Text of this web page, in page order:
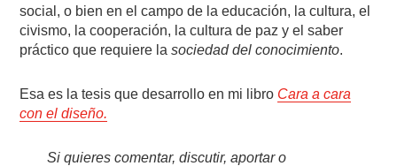
social, o bien en el campo de la educación, la cultura, el
civismo, la cooperación, la cultura de paz y el saber
práctico que requiere lasociedad del conocimiento.
Esa es la tesis que desarrollo en mi libro Cara a cara
con el diseño.
Si quieres comentar, discutir, aportar o